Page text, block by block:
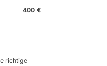
400 €
richtige